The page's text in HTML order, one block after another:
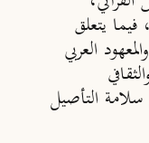
يتعلق
العربي
التأصيل